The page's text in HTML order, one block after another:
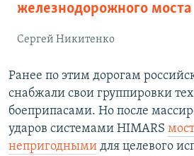
железнодорожного моста
Сергей Никитенко
Ранее по этим дорогам
снабжали свои группировки
боеприпасами. Но после
ударов системами HIMARS
непригодными для целевого